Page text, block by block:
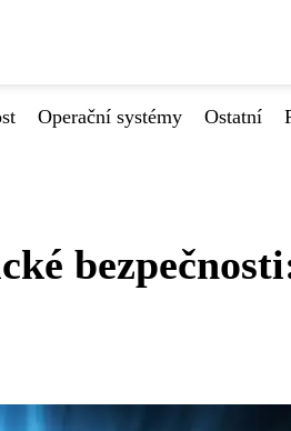
Operační systémy Ostatní